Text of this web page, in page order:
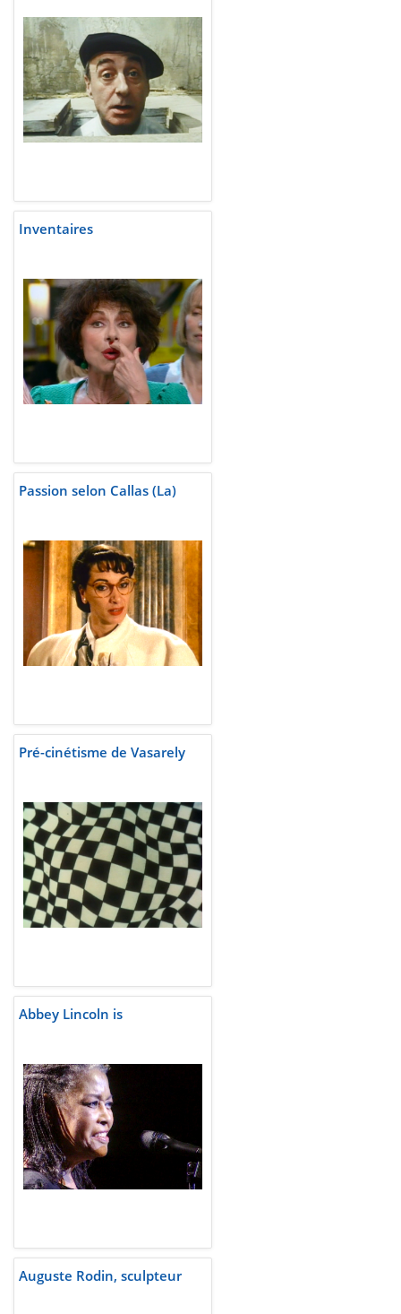
Inventaires
Passion selon Callas (La)
Pré-cinétisme de Vasarely
Abbey Lincoln is
Auguste Rodin, sculpteur